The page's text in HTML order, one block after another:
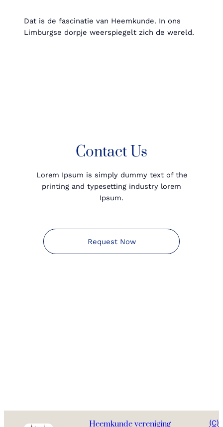
Dat is de fascinatie van Heemkunde. In ons
Limburgse dorpje weerspiegelt zich de wereld.
Contact Us
Lorem Ipsum is simply dummy text of the
printing and typesetting industry lorem
Ipsum.
Request Now
Heemkunde vereniging (C)